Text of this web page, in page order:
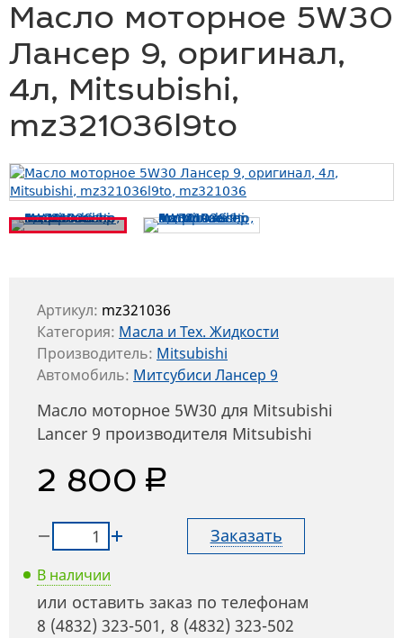
Масло моторное 5W30
Лансер 9, оригинал,
4л, Mitsubishi,
mz321036l9to
Артикул: mz321036
Категория: Масла и Тех. Жидкости
Производитель: Mitsubishi
Автомобиль: Митсубиси Лансер 9
Масло моторное 5W30 для Mitsubishi
Lancer 9 производителя Mitsubishi
2 800 руб.
Заказать
В наличии
или оставить заказ по телефонам
8 (4832) 323-501, 8 (4832) 323-502